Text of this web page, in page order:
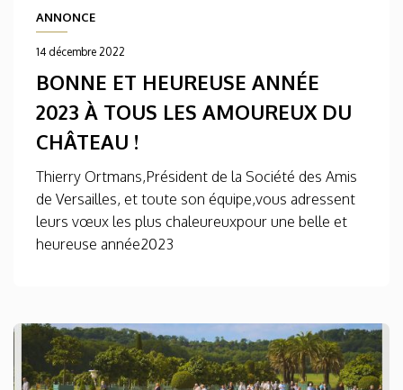
ANNONCE
14 décembre 2022
BONNE ET HEUREUSE ANNÉE
2023 À TOUS LES AMOUREUX DU
CHÂTEAU !
Thierry Ortmans,Président de la Société des Amis
de Versailles, et toute son équipe,vous adressent
leurs vœux les plus chaleureuxpour une belle et
heureuse année2023